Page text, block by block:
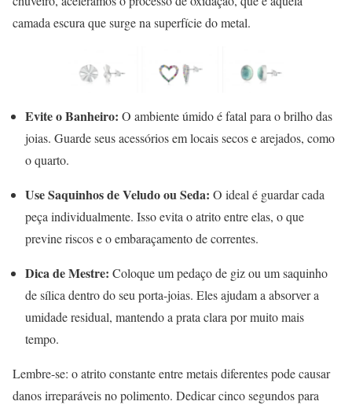
camada escura que surge na superfície do metal.
Evite o Banheiro: O ambiente úmido é fatal para o brilho das
joias. Guarde seus acessórios em locais secos e arejados, como
o quarto.
Use Saquinhos de Veludo ou Seda: O ideal é guardar cada
peça individualmente. Isso evita o atrito entre elas, o que
previne riscos e o embaraçamento de correntes.
Dica de Mestre: Coloque um pedaço de giz ou um saquinho
de sílica dentro do seu porta-joias. Eles ajudam a absorver a
umidade residual, mantendo a prata clara por muito mais
tempo.
Lembre-se: o atrito constante entre metais diferentes pode causar
danos irreparáveis no polimento. Dedicar cinco segundos para